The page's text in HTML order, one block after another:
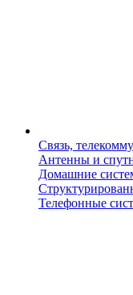
Связь,
Антенны и
Домашние
Телефонные